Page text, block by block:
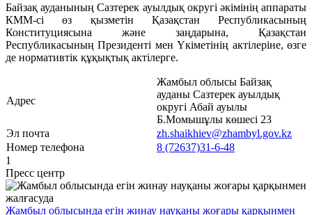
Байзақ ауданының Сазтерек ауылдық округі әкімінің аппараты
КММ-сі өз қызметін Қазақстан Республикасының
Конституциясына және заңдарына, Қазақстан
Республикасының Президенті мен Үкіметінің актілеріне, өзге
де нормативтік құқықтық актілерге.
Адрес
Жамбыл облысы Байзақ
ауданы Сазтерек ауылдық
округі Абай ауылы
Б.Момышұлы көшесі 23
Эл почта
zh.shaikhiev@zhambyl.gov.kz
Номер телефона
8 (72637)31-6-48
1
Пресс центр
Жамбыл облысында егін жинау науқаны жоғары қарқынмен